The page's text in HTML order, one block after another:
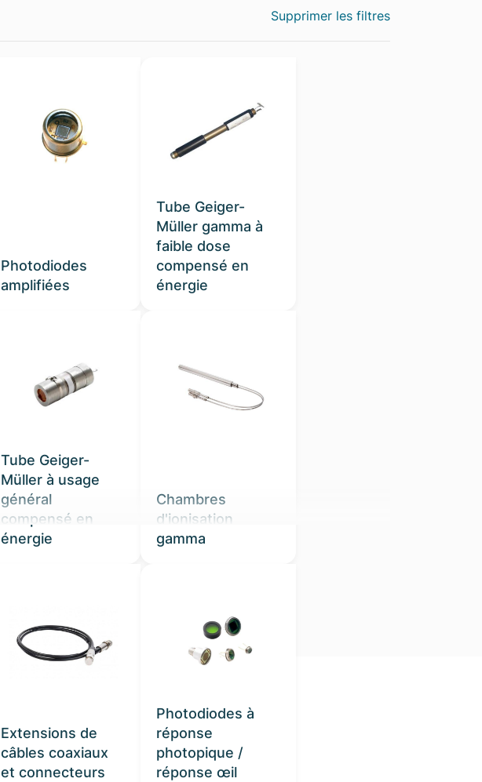
Supprimer les filtres
Photodiodes
amplifiées
Tube Geiger-
Müller gamma à
faible dose
compensé en
énergie
Tube Geiger-
Müller à usage
général
compensé en
énergie
Chambres
d'ionisation
gamma
Extensions de
câbles coaxiaux
et connecteurs
Photodiodes à
réponse
photopique /
réponse œil